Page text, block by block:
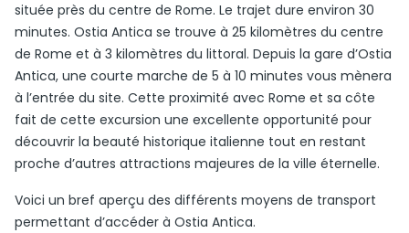
située près du centre de Rome. Le trajet dure environ 30
minutes. Ostia Antica se trouve à 25 kilomètres du centre
de Rome et à 3 kilomètres du littoral. Depuis la gare d’Ostia
Antica, une courte marche de 5 à 10 minutes vous mènera
à l’entrée du site. Cette proximité avec Rome et sa côte
fait de cette excursion une excellente opportunité pour
découvrir la beauté historique italienne tout en restant
proche d’autres attractions majeures de la ville éternelle.
Voici un bref aperçu des différents moyens de transport
permettant d’accéder à Ostia Antica.